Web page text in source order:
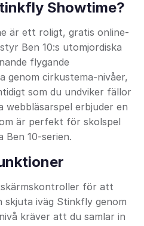
Showtime?
är ett roligt, gratis online-
Ben 10:s utomjordiska
flygande
genom cirkustema-nivåer,
som du undviker fällor
webbläsarspel erbjuder en
är perfekt för skolspel
Ben 10-serien.
för att
iväg Stinkfly genom
kräver att du samlar in